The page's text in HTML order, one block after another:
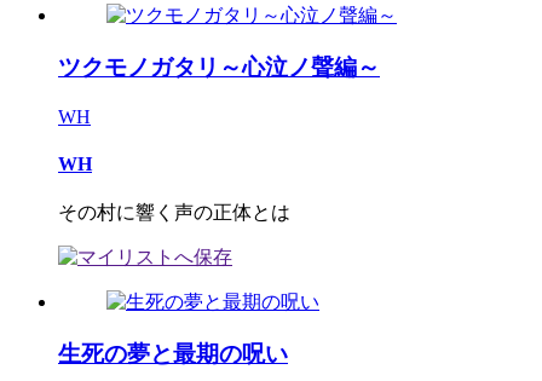
ツクモノガタリ～心泣ノ聲編～
WH
WH
その村に響く声の正体とは
生死の夢と最期の呪い